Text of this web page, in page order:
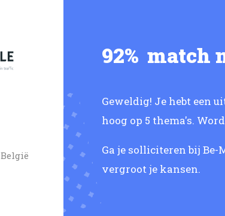
België
92% match
Geweldig! Je hebt een
hoog op 5 thema's.
Ga je solliciteren bij
vergroot je kansen.